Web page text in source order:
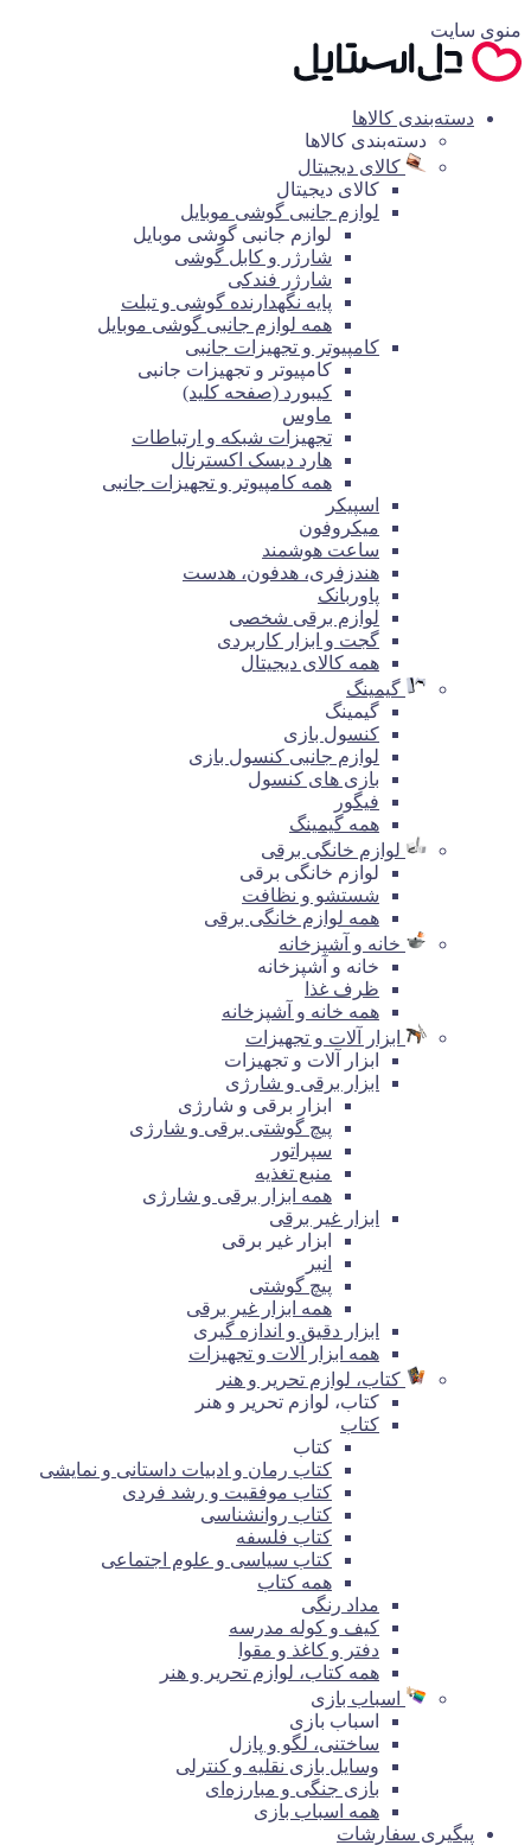
منوی سایت
دسته‌بندی کالاها
دسته‌بندی کالاها
کالای دیجیتال
کالای دیجیتال
لوازم جانبی گوشی موبایل
لوازم جانبی گوشی موبایل
شارژر و کابل گوشی
شارژر فندکی
پایه نگهدارنده گوشی و تبلت
همه لوازم جانبی گوشی موبایل
کامپیوتر و تجهیزات جانبی
کامپیوتر و تجهیزات جانبی
کیبورد (صفحه کلید)
ماوس
تجهیزات شبکه و ارتباطات
هارد دیسک اکسترنال
همه کامپیوتر و تجهیزات جانبی
اسپیکر
میکروفون
ساعت هوشمند
هندزفری، هدفون، هدست
پاوربانک
لوازم برقی شخصی
گجت و ابزار کاربردی
همه کالای دیجیتال
گیمینگ
گیمینگ
کنسول بازی
لوازم جانبی کنسول بازی
بازی های کنسول
فیگور
همه گیمینگ
لوازم خانگی برقی
لوازم خانگی برقی
شستشو و نظافت
همه لوازم خانگی برقی
خانه و آشپزخانه
خانه و آشپزخانه
ظرف غذا
همه خانه و آشپزخانه
ابزار آلات و تجهیزات
ابزار آلات و تجهیزات
ابزار برقی و شارژی
ابزار برقی و شارژی
پیچ گوشتی برقی و شارژی
سپراتور
منبع تغذیه
همه ابزار برقی و شارژی
ابزار غیر برقی
ابزار غیر برقی
انبر
پیچ گوشتی
همه ابزار غیر برقی
ابزار دقیق و اندازه گیری
همه ابزار آلات و تجهیزات
کتاب، لوازم تحریر و هنر
کتاب، لوازم تحریر و هنر
کتاب
کتاب
کتاب رمان و ادبیات داستانی و نمایشی
کتاب موفقیت و رشد فردی
کتاب روانشناسی
کتاب فلسفه
کتاب سیاسی و علوم اجتماعی
همه کتاب
مداد رنگی
کیف و کوله مدرسه
دفتر و کاغذ و مقوا
همه کتاب، لوازم تحریر و هنر
اسباب بازی
اسباب بازی
ساختنی، لگو و پازل
وسایل بازی نقلیه و کنترلی
بازی جنگی و مبارزه‌ای
همه اسباب بازی
پیگیری سفارشات